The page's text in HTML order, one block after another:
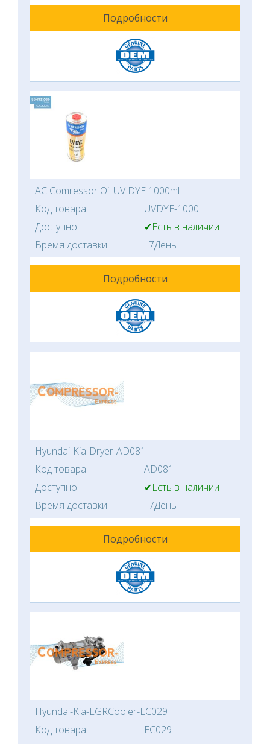
Подробности
AC Comressor Oil UV DYE 1000ml
Код товара:
UVDYE-1000
Доступно:
✔Есть в наличии
Время доставки:
7День
Подробности
Hyundai-Kia-Dryer-AD081
Код товара:
AD081
Доступно:
✔Есть в наличии
Время доставки:
7День
Подробности
Hyundai-Kia-EGRCooler-EC029
Код товара:
EC029